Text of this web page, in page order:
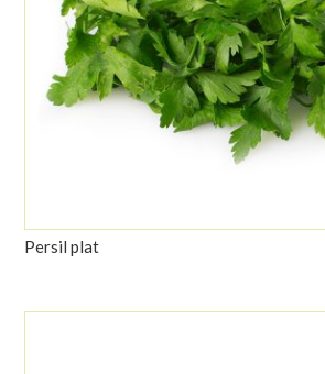
Persil plat